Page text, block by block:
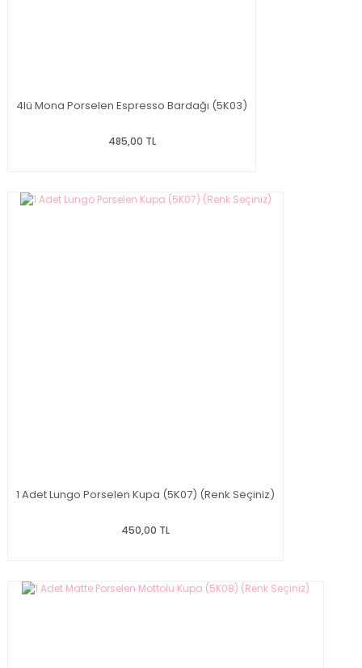
4lü Mona Porselen Espresso Bardağı (5K03)
485,00 TL
1 Adet Lungo Porselen Kupa (5K07) (Renk Seçiniz)
450,00 TL